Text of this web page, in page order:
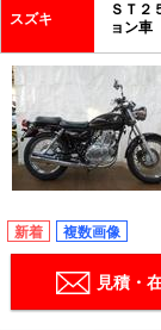
スズキ
ＳＴ
ョン車
新着 複数画像
見積・在